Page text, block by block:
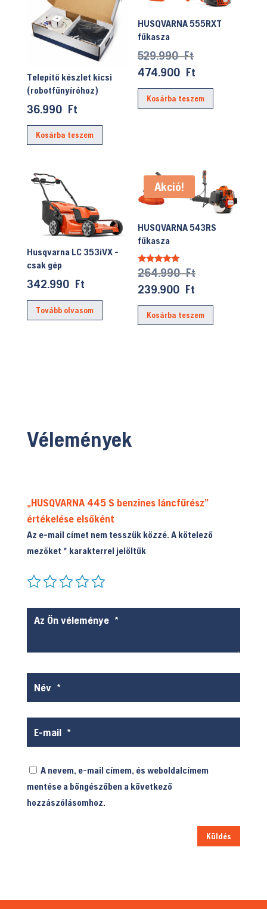
Telepítő készlet kicsi
(robotfűnyíróhoz)
36.990 Ft
Kosárba teszem
HUSQVARNA 555RXT
fűkasza
529.990FtOriginal
price
was:
529.990 Ft.
474.900 Ft
price
is:
Kosárba teszem
Husqvarna LC 353iVX -
csak gép
342.990 Ft
Tovább olvasom
Akció!
HUSQVARNA 543RS
fűkasza
Értékelés:
5.00
/ 5
264.990FtOriginal
was:
264.990 Ft.
239.900 Ft
price
is:
Kosárba teszem
Vélemények
„HUSQVARNA 445 S benzines láncfűrész”
értékelése elsőként
Az e-mail címet nem tesszük közzé. A kötelező
mezőket * karakterrel jelöltük
A nevem, e-mail címem, és weboldalcímem
mentése a böngészőben a következő
hozzászólásomhoz.
Küldés